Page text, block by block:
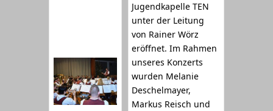
Jugendkapelle TEN
unter der Leitung
von Rainer Wörz
eröffnet. Im Rahmen
unseres Konzerts
wurden Melanie
Deschelmayer,
Markus Reisch und